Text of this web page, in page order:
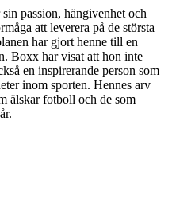
passion, hängivenhet och
att leverera på de största
har gjort henne till en
Boxx har visat att hon inte
en inspirerande person som
inom sporten. Hennes arv
älskar fotboll och de som